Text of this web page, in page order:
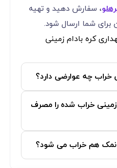
، سفارش دهید و تهیه
برای شما ارسال شود.
کره بادام زمینی
خراب چه عوارضی دارد؟
زمینی خراب شده را مصرف
نمک هم خراب می شود؟